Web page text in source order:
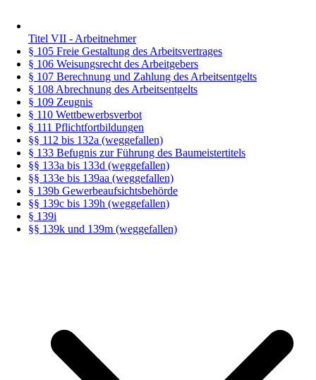
Titel VII - Arbeitnehmer
§ 105 Freie Gestaltung des Arbeitsvertrages
§ 106 Weisungsrecht des Arbeitgebers
§ 107 Berechnung und Zahlung des Arbeitsentgelts
§ 108 Abrechnung des Arbeitsentgelts
§ 109 Zeugnis
§ 110 Wettbewerbsverbot
§ 111 Pflichtfortbildungen
§§ 112 bis 132a (weggefallen)
§ 133 Befugnis zur Führung des Baumeistertitels
§§ 133a bis 133d (weggefallen)
§§ 133e bis 139aa (weggefallen)
§ 139b Gewerbeaufsichtsbehörde
§§ 139c bis 139h (weggefallen)
§ 139i
§§ 139k und 139m (weggefallen)